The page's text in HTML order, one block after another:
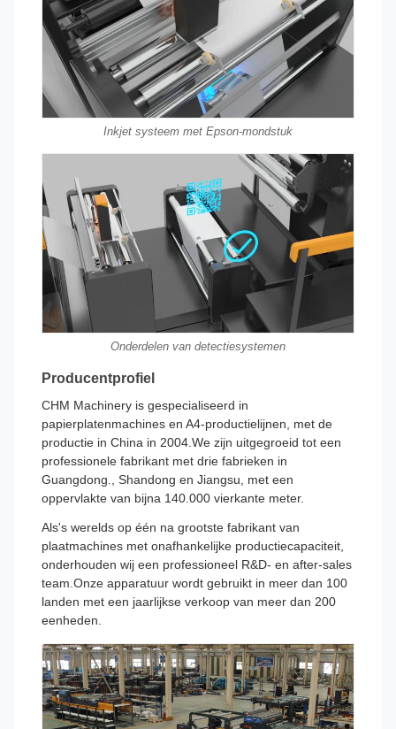
Inkjet systeem met Epson-mondstuk
Onderdelen van detectiesystemen
Producentprofiel
CHM Machinery is gespecialiseerd in
papierplatenmachines en A4-productielijnen, met de
productie in China in 2004.We zijn uitgegroeid tot een
professionele fabrikant met drie fabrieken in
Guangdong., Shandong en Jiangsu, met een
oppervlakte van bijna 140.000 vierkante meter.
Als's werelds op één na grootste fabrikant van
plaatmachines met onafhankelijke productiecapaciteit,
onderhouden wij een professioneel R&D- en after-sales
team.Onze apparatuur wordt gebruikt in meer dan 100
landen met een jaarlijkse verkoop van meer dan 200
eenheden.